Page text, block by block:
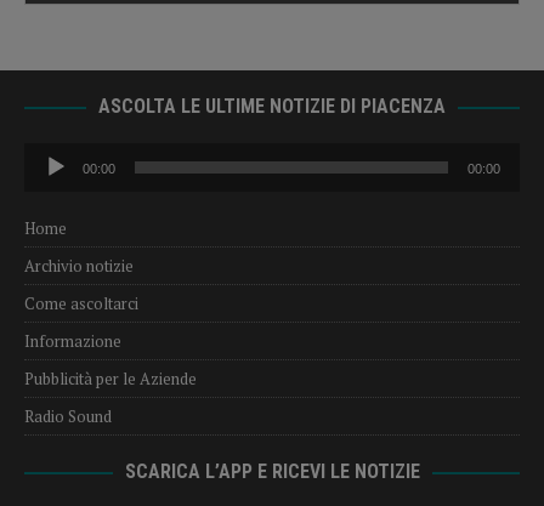
ASCOLTA LE ULTIME NOTIZIE DI PIACENZA
Audio
Player
00:00 00:00
Home
Archivio notizie
Come ascoltarci
Informazione
Pubblicità per le Aziende
Radio Sound
SCARICA L’APP E RICEVI LE NOTIZIE